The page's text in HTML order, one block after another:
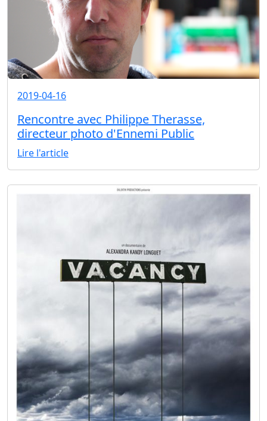
2019-04-16
Rencontre avec Philippe Therasse,
directeur photo d'Ennemi Public
Lire l'article